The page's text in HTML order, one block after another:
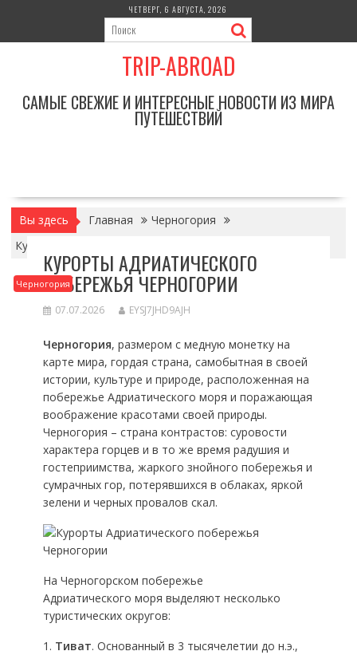
содержимому
ЧЕТВЕРГ, 6 АВГУСТА, 2026
TRIP-ABROAD
САМЫЕ СВЕЖИЕ И ИНТЕРЕСНЫЕ НОВОСТИ ИЗ МИРА
ПУТЕШЕСТВИЙ
Вы здесь Главная
Черногория
Курорты Адриатического побережья Черногории
Черногория
КУРОРТЫ АДРИАТИЧЕСКОГО
ПОБЕРЕЖЬЯ ЧЕРНОГОРИИ
07.07.2026 EYSJ7JHD9AJH
Черногория, размером с медную монетку на
карте мира, гордая страна, самобытная в своей
истории, культуре и природе, расположенная на
побережье Адриатического моря и поражающая
воображение красотами своей природы.
Черногория – страна контрастов: суровости
характера горцев и в то же время радушия и
гостеприимства, жаркого знойного побережья и
сумрачных гор, потерявшихся в облаках, яркой
зелени и черных провалов скал.
На Черногорском побережье
Адриатического моря выделяют несколько
туристических округов:
1. Тиват. Основанный в 3 тысячелетии до н.э.,